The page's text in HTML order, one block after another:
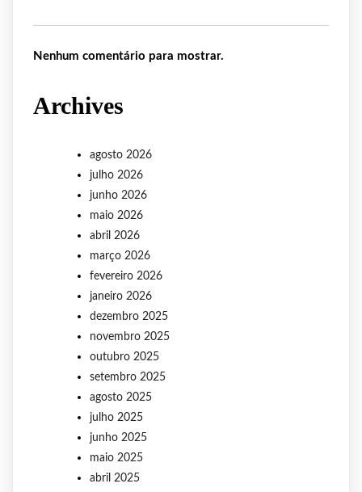
Nenhum comentário para mostrar.
Archives
agosto 2026
julho 2026
junho 2026
maio 2026
abril 2026
março 2026
fevereiro 2026
janeiro 2026
dezembro 2025
novembro 2025
outubro 2025
setembro 2025
agosto 2025
julho 2025
junho 2025
maio 2025
abril 2025